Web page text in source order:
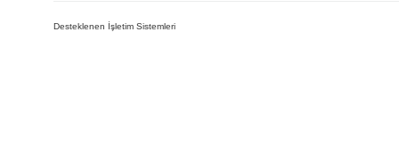
Desteklenen İşletim Sistemleri